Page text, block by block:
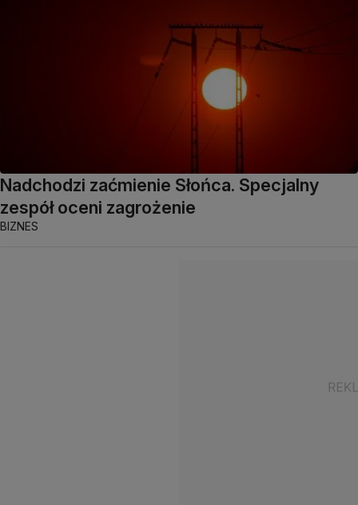
Nadchodzi zaćmienie Słońca. Specjalny
zespół oceni zagrożenie
BIZNES